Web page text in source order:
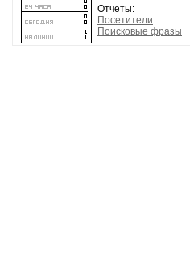
Отчеты:
Посетители
Поисковые фразы